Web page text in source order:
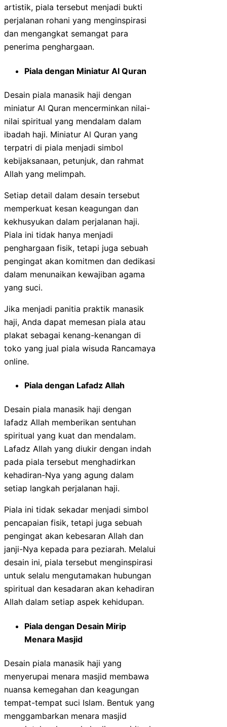
artistik, piala tersebut menjadi bukti
perjalanan rohani yang menginspirasi
dan mengangkat semangat para
penerima penghargaan.
Piala dengan Miniatur Al Quran
Desain piala manasik haji dengan
miniatur Al Quran mencerminkan nilai-
nilai spiritual yang mendalam dalam
ibadah haji. Miniatur Al Quran yang
terpatri di piala menjadi simbol
kebijaksanaan, petunjuk, dan rahmat
Allah yang melimpah.
Setiap detail dalam desain tersebut
memperkuat kesan keagungan dan
kekhusyukan dalam perjalanan haji.
Piala ini tidak hanya menjadi
penghargaan fisik, tetapi juga sebuah
pengingat akan komitmen dan dedikasi
dalam menunaikan kewajiban agama
yang suci.
Jika menjadi panitia praktik manasik
haji, Anda dapat memesan piala atau
plakat sebagai kenang-kenangan di
toko yang jual piala wisuda Rancamaya
online.
Piala dengan Lafadz Allah
Desain piala manasik haji dengan
lafadz Allah memberikan sentuhan
spiritual yang kuat dan mendalam.
Lafadz Allah yang diukir dengan indah
pada piala tersebut menghadirkan
kehadiran-Nya yang agung dalam
setiap langkah perjalanan haji.
Piala ini tidak sekadar menjadi simbol
pencapaian fisik, tetapi juga sebuah
pengingat akan kebesaran Allah dan
janji-Nya kepada para peziarah. Melalui
desain ini, piala tersebut menginspirasi
untuk selalu mengutamakan hubungan
spiritual dan kesadaran akan kehadiran
Allah dalam setiap aspek kehidupan.
Piala dengan Desain Mirip
Menara Masjid
Desain piala manasik haji yang
menyerupai menara masjid membawa
nuansa kemegahan dan keagungan
tempat-tempat suci Islam. Bentuk yang
menggambarkan menara masjid